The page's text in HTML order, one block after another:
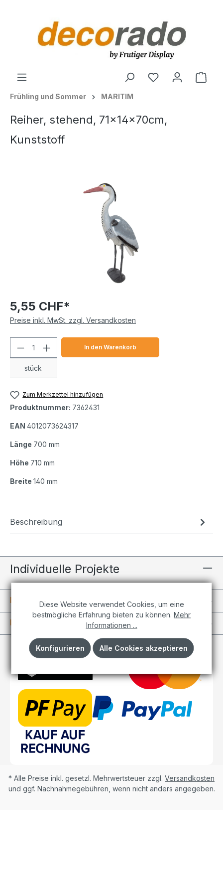
Frühling und Sommer MARITIM
Reiher, stehend, 71x14x70cm,
Kunststoff
5,55 CHF*
Preise inkl. MwSt. zzgl. Versandkosten
Produkt Anzahl: Gib den
stück
In den Warenkorb
Zum Merkzettel hinzufügen
Produktnummer: 7362431
EAN 4012073624317
Länge 700 mm
Höhe 710 mm
Breite 140 mm
Beschreibung
Individuelle Projekte
Informationen
Kundenkonto
* Alle Preise inkl. gesetzl. Mehrwertsteuer zzgl. Versandkosten
und ggf. Nachnahmegebühren, wenn nicht anders angegeben.
Diese Website verwendet Cookies, um eine
bestmögliche Erfahrung bieten zu können. Mehr
Informationen ...
Konfigurieren Alle Cookies akzeptieren